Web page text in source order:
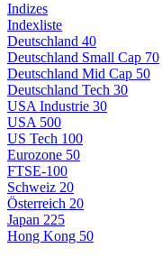
Indizes
Indexliste
Deutschland 40
Deutschland Small Cap 70
Deutschland Mid Cap 50
Deutschland Tech 30
USA Industrie 30
USA 500
US Tech 100
Eurozone 50
FTSE-100
Schweiz 20
Österreich 20
Japan 225
Hong Kong 50